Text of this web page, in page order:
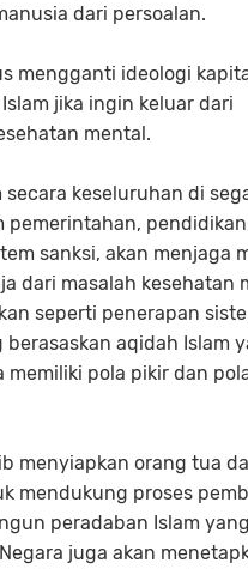
dari persoalan.
mengganti ideologi
jika ingin keluar dari
mental.
secara keseluruhan di
pemerintahan,
sanksi, akan menjaga
dari masalah kesehatan
seperti penerapan
aqidah Islam
memiliki pola pikir dan
menyiapkan orang tua
mendukung proses
peradaban Islam
juga akan